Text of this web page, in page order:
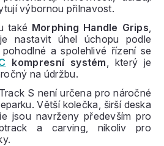
výbornou přilnavost.
také Morphing Handle Grips,
nastavit úhel úchopu podle
a spolehlivé řízení se
kompresní systém, který je
na údržbu.
S není určena pro náročné
Větší kolečka, širší deska
jsou navrženy především pro
a carving, nikoliv pro